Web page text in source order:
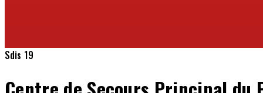
Sdis 19